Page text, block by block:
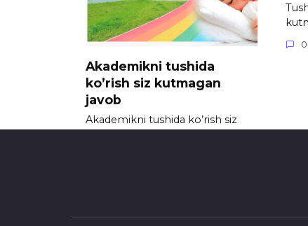
Akademikni tushida
ko’rish siz kutmagan
javob
Akademikni tushida ko’rish siz
0